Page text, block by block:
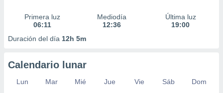
Primera luz
06:11
Mediodía
12:36
Última luz
19:00
Duración del día 12h 5m
Calendario lunar
Lun Mar Mié Jue Vie Sáb
Dom